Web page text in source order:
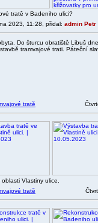
tratě v Badeniho ulici?
2023, 11:28, přidal: admin Petr
Do šturcu obratiště Libuš
tramvajové trati. Páteční
tratě
Vlastiny ulice.
tratě